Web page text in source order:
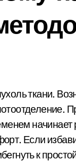
начинает
Если
к